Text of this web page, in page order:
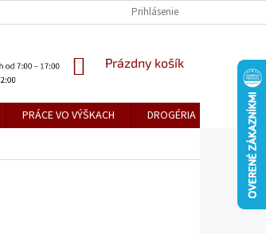
DOPRAVA A PLATBY
Prihlásenie
NÁKUPNÝ
Prázdny košík
PRÁCE VO VÝŠKACH DROGÉRIA